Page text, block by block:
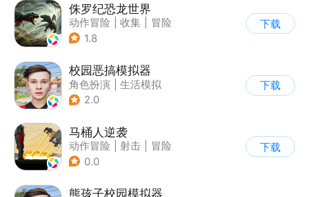
侏罗纪恐龙世界
动作冒险 收集
冒险
| 写实
1.8
下载
校园恶搞模拟器
角色扮演
生活模拟
| 写实
2.0
下载
马桶人逆袭
动作冒险 射击
冒险
| 像素风
0.0
下载
熊孩子校园模拟器